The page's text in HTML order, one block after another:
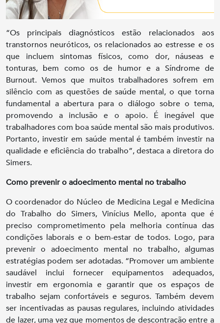
“Os principais diagnósticos estão relacionados aos
transtornos neuróticos, os relacionados ao estresse e os
que incluem sintomas físicos, como dor, náuseas e
tonturas, bem como os de humor e a Síndrome de
Burnout. Vemos que muitos trabalhadores sofrem em
silêncio com as questões de saúde mental, o que torna
fundamental a abertura para o diálogo sobre o tema,
promovendo a inclusão e o apoio. É inegável que
trabalhadores com boa saúde mental são mais produtivos.
Portanto, investir em saúde mental é também investir na
qualidade e eficiência do trabalho”, destaca a diretora do
Simers.
Como prevenir o adoecimento mental no trabalho
O coordenador do Núcleo de Medicina Legal e Medicina
do Trabalho do Simers, Vinícius Mello, aponta que é
preciso comprometimento pela melhoria contínua das
condições laborais e o bem-estar de todos. Logo, para
prevenir o adoecimento mental no trabalho, algumas
estratégias podem ser adotadas. “Promover um ambiente
saudável inclui fornecer equipamentos adequados,
investir em ergonomia e garantir que os espaços de
trabalho sejam confortáveis e seguros. Também devem
ser incentivadas as pausas regulares, incluindo atividades
de lazer, uma vez que momentos de descontração entre a